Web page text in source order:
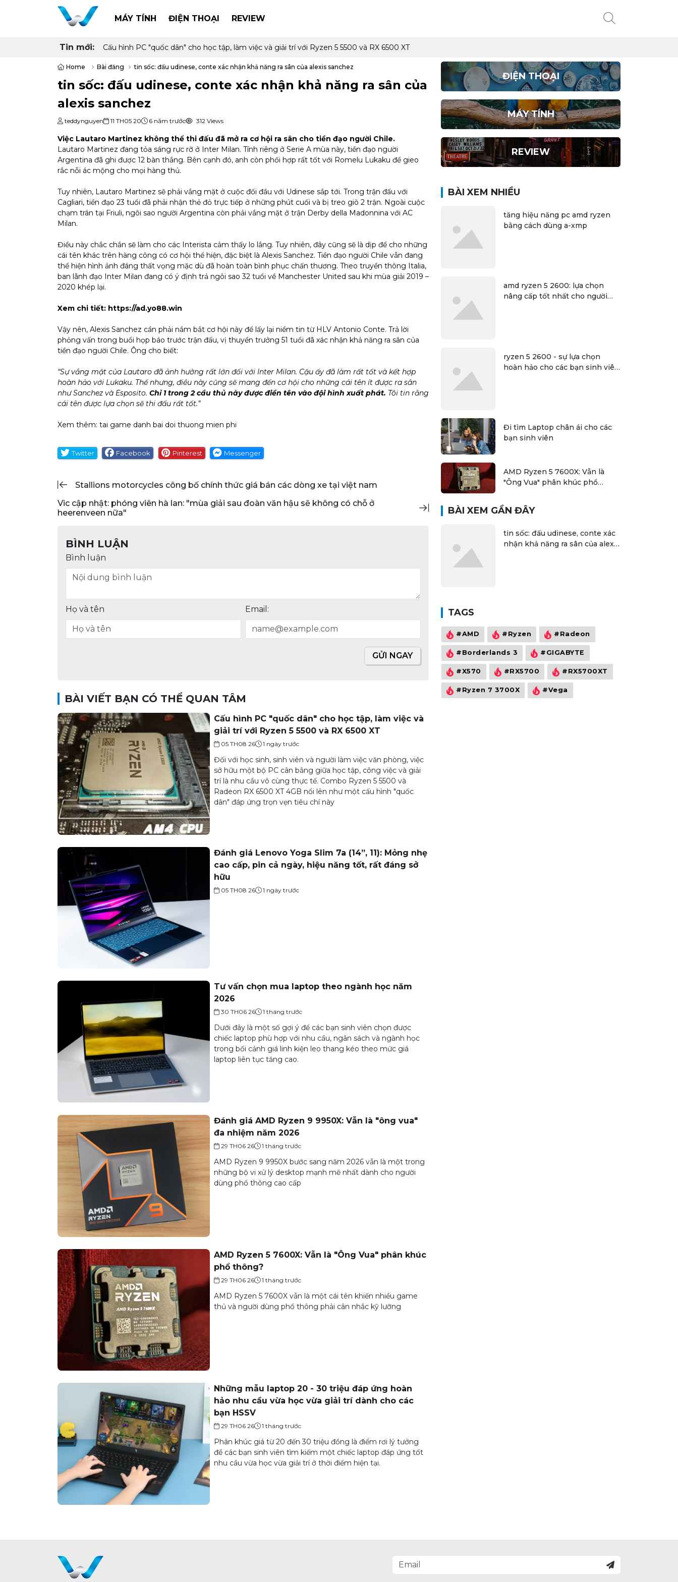
MÁY TÍNH ĐIỆN THOẠI REVIEW
Tin mới: Đánh giá Lenovo Yoga Slim 7a (14”, 11): Mỏng nhẹ cao cấp, pin cả ngày, hiệu năng tốt, rất đáng sở hữu
Home Bài đăng tin sốc: đấu udinese, conte xác nhận khả năng ra sân của alexis sanchez
tin sốc: đấu udinese, conte xác nhận khả năng ra sân của
alexis sanchez
teddynguyen 11 TH05 20 6 năm trước 312 Views
Việc Lautaro Martinez không thể thi đấu đã mở ra cơ hội ra sân cho tiền đạo người Chile.
Lautaro Martinez đang tỏa sáng rực rỡ ở Inter Milan. Tính riêng ở Serie A mùa này, tiền đạo người
Argentina đã ghi được 12 bàn thắng. Bên cạnh đó, anh còn phối hợp rất tốt với Romelu Lukaku để gieo
rắc nỗi ác mộng cho mọi hàng thủ.
Tuy nhiên, Lautaro Martinez sẽ phải vắng mặt ở cuộc đối đầu với Udinese sắp tới. Trong trận đấu với
Cagliari, tiền đạo 23 tuổi đã phải nhận thẻ đỏ trực tiếp ở những phút cuối và bị treo giò 2 trận. Ngoài cuộc
chạm trán tại Friuli, ngôi sao người Argentina còn phải vắng mặt ở trận Derby della Madonnina với AC
Milan.
Điều này chắc chắn sẽ làm cho các Interista cảm thấy lo lắng. Tuy nhiên, đây cũng sẽ là dịp để cho những
cái tên khác trên hàng công có cơ hội thể hiện, đặc biệt là Alexis Sanchez. Tiền đạo người Chile vẫn đang
thể hiện hình ảnh đáng thất vọng mặc dù đã hoàn toàn bình phục chấn thương. Theo truyền thông Italia,
ban lãnh đạo Inter Milan đang có ý định trả ngôi sao 32 tuổi về Manchester United sau khi mùa giải 2019 –
2020 khép lại.
Xem chi tiết: https://ad.yo88.win
Vậy nên, Alexis Sanchez cần phải nắm bắt cơ hội này để lấy lại niềm tin từ HLV Antonio Conte. Trả lời
phỏng vấn trong buổi họp báo trước trận đấu, vị thuyền trưởng 51 tuổi đã xác nhận khả năng ra sân của
tiền đạo người Chile. Ông cho biết:
“Sự vắng mặt của Lautaro đã ảnh hưởng rất lớn đối với Inter Milan. Cậu ấy đã làm rất tốt và kết hợp
hoàn hảo với Lukaku. Thế nhưng, điều này cũng sẽ mang đến cơ hội cho những cái tên ít được ra sân
như Sanchez và Esposito. Chỉ 1 trong 2 cầu thủ này được điền tên vào đội hình xuất phát. Tôi tin rằng
cái tên được lựa chọn sẽ thi đấu rất tốt.”
Xem thêm: tai game danh bai doi thuong mien phi
Twitter Facebook Pinterest Messenger
stallions motorcycles công bố chính thức giá bán các dòng xe tại việt nam
vic cập nhật: phóng viên hà lan: "mùa giải sau đoàn văn hậu sẽ không có chỗ ở
heerenveen nữa"
BÌNH LUẬN
Bình luận
Họ và tên Email:
GỬI NGAY
BÀI VIẾT BẠN CÓ THỂ QUAN TÂM
Cấu hình PC "quốc dân" cho học tập, làm việc và
giải trí với Ryzen 5 5500 và RX 6500 XT
05 TH08 26 1 ngày trước
Đối với học sinh, sinh viên và người làm việc văn phòng, việc
sở hữu một bộ PC cân bằng giữa học tập, công việc và giải
trí là nhu cầu vô cùng thực tế. Combo Ryzen 5 5500 và
Radeon RX 6500 XT 4GB nổi lên như một cấu hình "quốc
dân" đáp ứng trọn vẹn tiêu chí này
Đánh giá Lenovo Yoga Slim 7a (14”, 11): Mỏng nhẹ
cao cấp, pin cả ngày, hiệu năng tốt, rất đáng sở
hữu
05 TH08 26 1 ngày trước
Tư vấn chọn mua laptop theo ngành học năm
2026
30 TH06 26 1 tháng trước
Dưới đây là một số gợi ý để các bạn sinh viên chọn được
chiếc laptop phù hợp với nhu cầu, ngân sách và ngành học
trong bối cảnh giá linh kiện leo thang kéo theo mức giá
laptop liên tục tăng cao.
Đánh giá AMD Ryzen 9 9950X: Vẫn là "ông vua"
đa nhiệm năm 2026
29 TH06 26 1 tháng trước
AMD Ryzen 9 9950X bước sang năm 2026 vẫn là một trong
những bộ vi xử lý desktop mạnh mẽ nhất dành cho người
dùng phổ thông cao cấp
AMD Ryzen 5 7600X: Vẫn là "Ông Vua" phân khúc
phổ thông?
29 TH06 26 1 tháng trước
AMD Ryzen 5 7600X vẫn là một cái tên khiến nhiều game
thủ và người dùng phổ thông phải cân nhắc kỹ lưỡng
Những mẫu laptop 20 - 30 triệu đáp ứng hoàn
hảo nhu cầu vừa học vừa giải trí dành cho các
bạn HSSV
29 TH06 26 1 tháng trước
Phân khúc giá từ 20 đến 30 triệu đồng là điểm rơi lý tưởng
để các bạn sinh viên tìm kiếm một chiếc laptop đáp ứng tốt
nhu cầu vừa học vừa giải trí ở thời điểm hiện tại.
ĐIỆN THOẠI
MÁY TÍNH
REVIEW
BÀI XEM NHIỀU
tăng hiệu năng pc amd ryzen
bằng cách dùng a-xmp
amd ryzen 5 2600: lựa chọn
nâng cấp tốt nhất cho người
ryzen 5 2600 - sự lựa chọn
hoàn hảo cho các bạn sinh viên
Đi tìm Laptop chân ái cho các
bạn sinh viên
AMD Ryzen 5 7600X: Vẫn là
"Ông Vua" phân khúc phổ
BÀI XEM GẦN ĐÂY
tin sốc: đấu udinese, conte xác
nhận khả năng ra sân của alexis
TAGS
#AMD #Ryzen #Radeon
#Borderlands 3 #GIGABYTE
#X570 #RX5700 #RX5700XT
#Ryzen 7 3700X #Vega